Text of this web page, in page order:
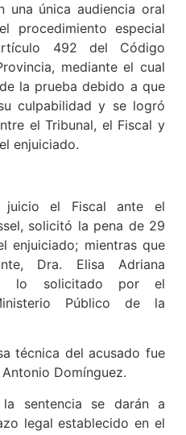
una única audiencia oral
procedimiento especial
492 del Código
mediante el cual
la prueba debido a que
culpabilidad y se logró
el Tribunal, el Fiscal y
enjuiciado.
el Fiscal ante el
solicitó la pena de 29
enjuiciado; mientras que
Dra. Elisa Adriana
lo solicitado por el
Público de la
técnica del acusado fue
Domínguez.
sentencia se darán a
legal establecido en el